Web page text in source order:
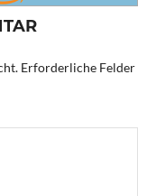
Erforderliche Felder